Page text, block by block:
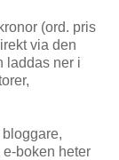
(ord. pris
via den
laddas ner i
boken heter